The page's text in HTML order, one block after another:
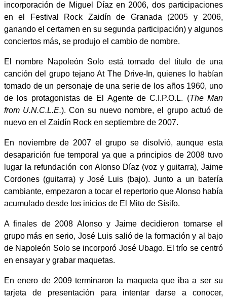
incorporación de Miguel Díaz en 2006, dos participaciones
en el Festival Rock Zaidín de Granada (2005 y 2006,
ganando el certamen en su segunda participación) y algunos
conciertos más, se produjo el cambio de nombre.
El nombre Napoleón Solo está tomado del título de una
canción del grupo tejano At The Drive-In, quienes lo habían
tomado de un personaje de una serie de los años 1960, uno
de los protagonistas de El Agente de C.I.P.O.L. (The Man
from U.N.C.L.E.). Con su nuevo nombre, el grupo actuó de
nuevo en el Zaidín Rock en septiembre de 2007.
En noviembre de 2007 el grupo se disolvió, aunque esta
desaparición fue temporal ya que a principios de 2008 tuvo
lugar la refundación con Alonso Díaz (voz y guitarra), Jaime
Cordones (guitarra) y José Luis (bajo). Junto a un batería
cambiante, empezaron a tocar el repertorio que Alonso había
acumulado desde los inicios de El Mito de Sísifo.
A finales de 2008 Alonso y Jaime decidieron tomarse el
grupo más en serio, José Luis salió de la formación y al bajo
de Napoleón Solo se incorporó José Ubago. El trío se centró
en ensayar y grabar maquetas.
En enero de 2009 terminaron la maqueta que iba a ser su
tarjeta de presentación para intentar darse a conocer,